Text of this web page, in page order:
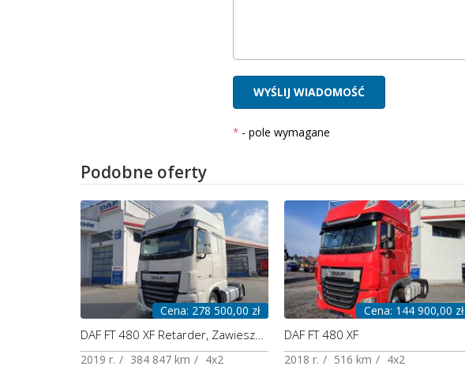
- pole wymagane
Podobne oferty
Cena: 278 500,00 zł
2019 r. 384 847 km 4x2
Cena: 144 900,00 zł
DAF FT 480 XF
2018 r. 516 km 4x2